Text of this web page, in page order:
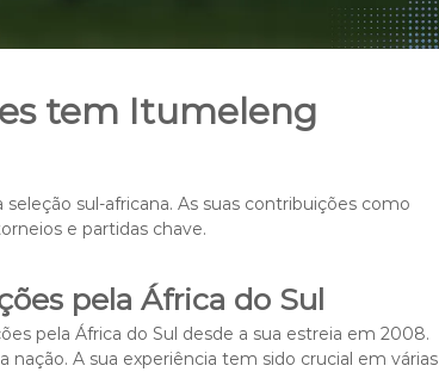
tem Itumeleng
sul-africana. As suas contribuições como
e partidas chave.
pela África do Sul
pela África do Sul desde a sua estreia em 2008.
A sua experiência tem sido crucial em várias